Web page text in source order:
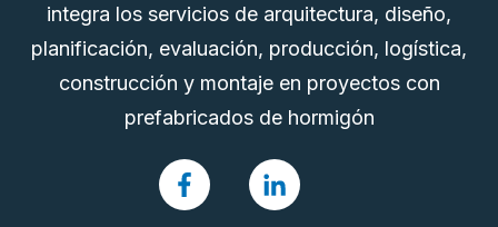
integra los servicios de arquitectura, diseño,
planificación, evaluación, producción, logística,
construcción y montaje en proyectos con
prefabricados de hormigón